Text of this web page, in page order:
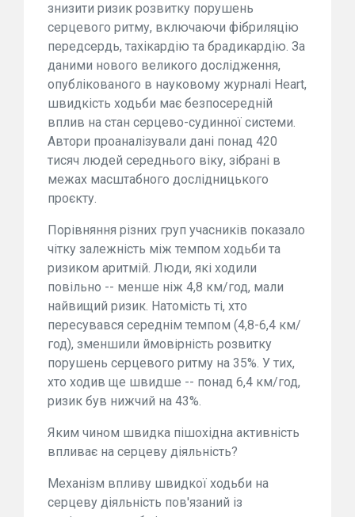
знизити ризик розвитку порушень
серцевого ритму, включаючи фібриляцію
передсердь, тахікардію та брадикардію. За
даними нового великого дослідження,
опублікованого в науковому журналі Heart,
швидкість ходьби має безпосередній
вплив на стан серцево-судинної системи.
Автори проаналізували дані понад 420
тисяч людей середнього віку, зібрані в
межах масштабного дослідницького
проєкту.
Порівняння різних груп учасників показало
чітку залежність між темпом ходьби та
ризиком аритмій. Люди, які ходили
повільно -- менше ніж 4,8 км/год, мали
найвищий ризик. Натомість ті, хто
пересувався середнім темпом (4,8-6,4 км/
год), зменшили ймовірність розвитку
порушень серцевого ритму на 35%. У тих,
хто ходив ще швидше -- понад 6,4 км/год,
ризик був нижчий на 43%.
Яким чином швидка пішохідна активність
впливає на серцеву діяльність?
Механізм впливу швидкої ходьби на
серцеву діяльність пов'язаний із